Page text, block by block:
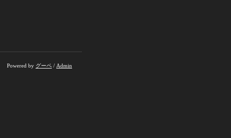
Powered by グーペ / Admin